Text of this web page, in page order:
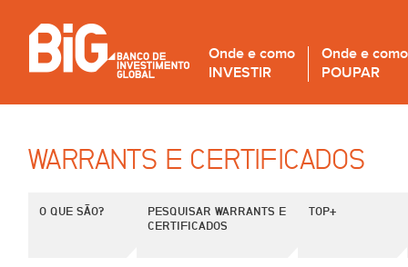
Onde e como
INVESTIR
Onde e como
POUPAR
WARRANTS E CERTIFICADOS
O QUE SÃO?
PESQUISAR WARRANTS E
CERTIFICADOS
TOP+